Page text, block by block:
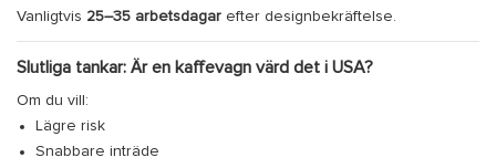
Vanligtvis 25–35 arbetsdagar efter designbekräftelse.
Slutliga tankar: Är en kaffevagn värd det i USA?
Om du vill:
Lägre risk
Snabbare inträde